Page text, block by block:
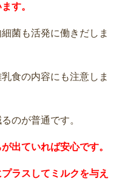
す。
菌も活発に働きだしま
食の内容にも注意しま
のが普通です。
出ていれば安心です。
ラスしてミルクを与え